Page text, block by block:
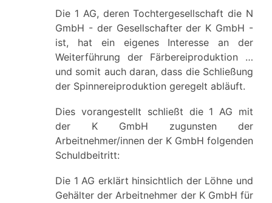
Die 1 AG, deren Tochtergesellschaft die N
GmbH - der Gesellschafter der K GmbH -
ist, hat ein eigenes Interesse an der
Weiterführung der Färbereiproduktion …
und somit auch daran, dass die Schließung
der Spinnereiproduktion geregelt abläuft.
Dies vorangestellt schließt die 1 AG mit
der K GmbH zugunsten der
Arbeitnehmer/innen der K GmbH folgenden
Schuldbeitritt:
Die 1 AG erklärt hinsichtlich der Löhne und
Gehälter der Arbeitnehmer der K GmbH für